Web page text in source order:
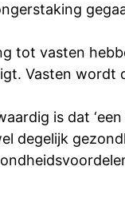
tot vasten
Vasten wordt
is dat
degelijk